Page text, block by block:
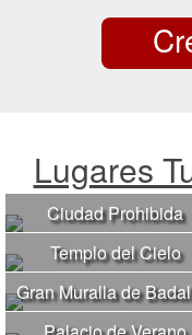
Lugares
Ciudad Prohibida
Templo del Cielo
Gran Muralla de